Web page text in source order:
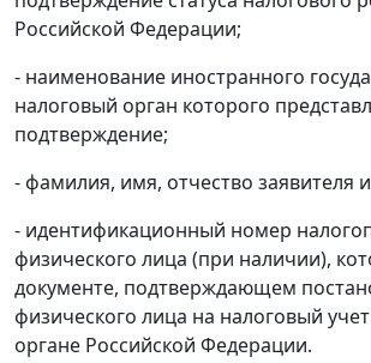
Российской Федерации;
- наименование иностранного
налоговый орган которого
подтверждение;
- фамилия, имя, отчество заявителя
- идентификационный номер
физического лица (при наличии),
документе, подтверждающем
физического лица на налоговый
органе Российской Федерации.